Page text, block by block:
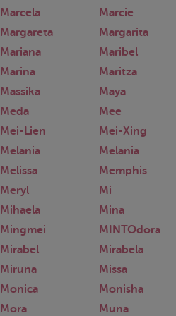
Marcela
Marcie
Margareta
Margarita
Mariana
Maribel
Marina
Maritza
Massika
Maya
Meda
Mee
Mei-Lien
Mei-Xing
Melania
Melania
Melissa
Memphis
Meryl
Mi
Mihaela
Mina
Mingmei
MINTOdora
Mirabel
Mirabela
Miruna
Missa
Monica
Monisha
Mora Muna